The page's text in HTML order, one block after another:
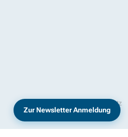
Datenschutz
Zur Newsletter Anmeldung